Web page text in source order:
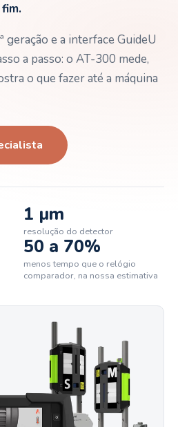
geração e a interface GuideU
a passo: o AT-300 mede,
o que fazer até a máquina
1 µm
resolução do detector
50 a 70%
menos tempo que o relógio
comparador, na nossa estimativa